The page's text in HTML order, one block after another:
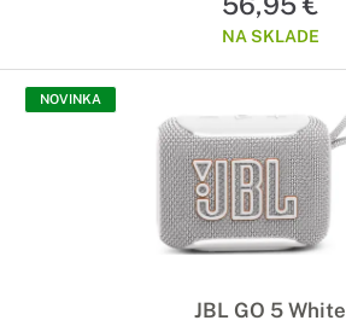
NA SKLADE
NOVINKA
JBL GO 5 White